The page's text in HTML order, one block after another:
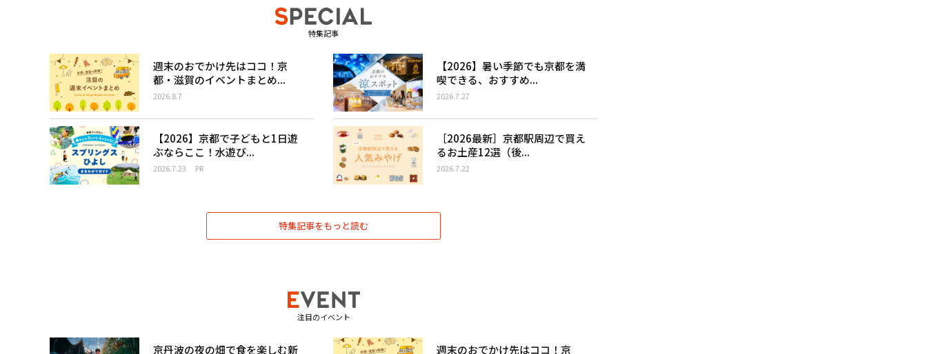
特集記事
週末のおでかけ先はココ！京
都・滋賀のイベントまとめ...
2026.8.7
【2026】暑い季節でも京都を満
喫できる、おすすめ...
2026.7.27
【2026】京都で子どもと1日遊
ぶならここ！水遊び...
2026.7.23 PR
［2026最新］京都駅周辺で買え
るお土産12選（後...
2026.7.22
特集記事をもっと読む
注目のイベント
京丹波の夜の畑で食を楽しむ新 週末のおでかけ先はココ！京